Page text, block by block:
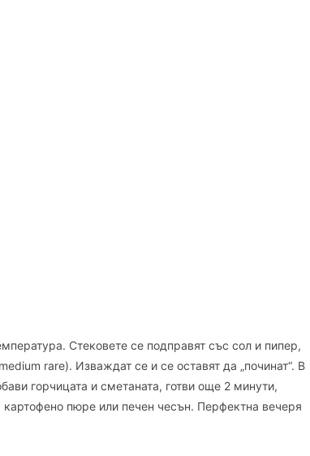
Стековете се подправят със сол и пипер,
rare). Изваждат се и се оставят да „починат“. В
горчицата и сметаната, готви още 2 минути,
пюре или печен чесън. Перфектна вечеря